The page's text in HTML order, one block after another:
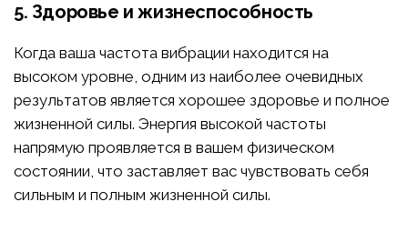
5. Здоровье и жизнеспособность
Когда ваша частота вибрации находится на
высоком уровне, одним из наиболее очевидных
результатов является хорошее здоровье и полное
жизненной силы. Энергия высокой частоты
напрямую проявляется в вашем физическом
состоянии, что заставляет вас чувствовать себя
сильным и полным жизненной силы.